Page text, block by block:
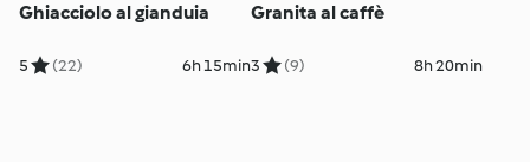
Ghiacciolo al gianduia
5 (22) 6h 15min
Granita al caffè
3 (9) 8h 20min